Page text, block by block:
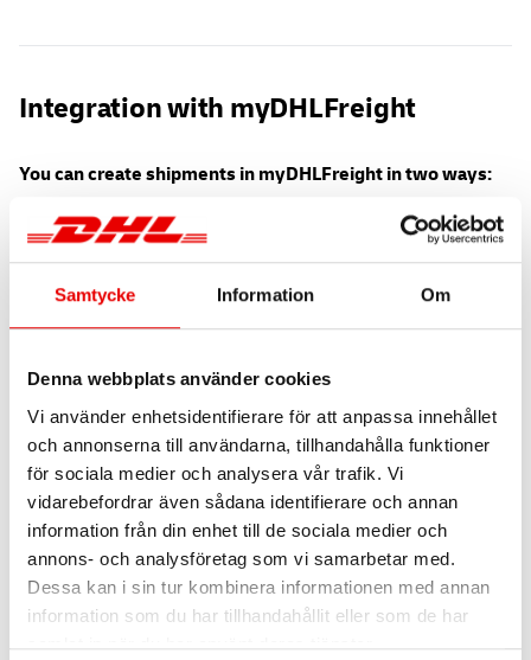
Samtycke Information Om
Denna webbplats använder cookies
Vi använder enhetsidentifierare för att anpassa innehållet
och annonserna till användarna, tillhandahålla funktioner
för sociala medier och analysera vår trafik. Vi
vidarebefordrar även sådana identifierare och annan
information från din enhet till de sociala medier och
annons- och analysföretag som vi samarbetar med.
Dessa kan i sin tur kombinera informationen med annan
information som du har tillhandahållit eller som de har
samlat in när du har använt deras tjänster.
Integration with myDHLFreight
You can create shipments in myDHLFreight in two ways:
With a specific product code
Follow the steps in
Technical setup
API documentation and create an API key in Sandbox and
Production.
Add the following under additionalinformation:
“additionalInformation”: [
{
“code”: “Export”,
“stringValue”: “123456”,
“numericValue”: 1